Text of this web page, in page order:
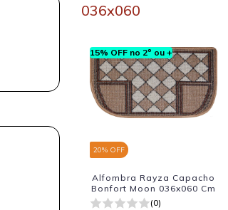
036x060
15% OFF no 2º ou +
20% OFF
Alfombra Rayza Capacho
Bonfort Moon 036x060 Cm
(0)